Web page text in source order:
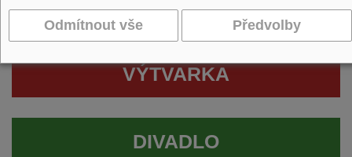
VÝTVARKA
DIVADLO